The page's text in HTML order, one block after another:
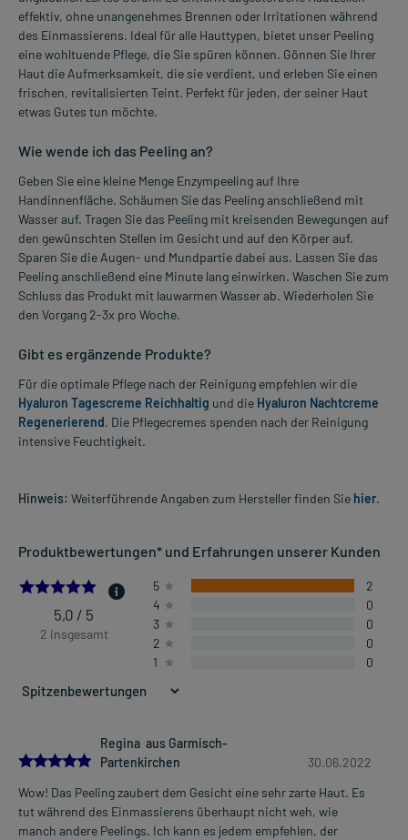
effektiv, ohne unangenehmes Brennen oder Irritationen während
des Einmassierens. Ideal für alle Hauttypen, bietet unser Peeling
eine wohltuende Pflege, die Sie spüren können. Gönnen Sie Ihrer
Haut die Aufmerksamkeit, die sie verdient, und erleben Sie einen
frischen, revitalisierten Teint. Perfekt für jeden, der seiner Haut
etwas Gutes tun möchte.
Wie wende ich das Peeling an?
Geben Sie eine kleine Menge Enzympeeling auf Ihre
Handinnenfläche. Schäumen Sie das Peeling anschließend mit
Wasser auf. Tragen Sie das Peeling mit kreisenden Bewegungen auf
den gewünschten Stellen im Gesicht und auf den Körper auf.
Sparen Sie die Augen- und Mundpartie dabei aus. Lassen Sie das
Peeling anschließend eine Minute lang einwirken. Waschen Sie zum
Schluss das Produkt mit lauwarmen Wasser ab. Wiederholen Sie
den Vorgang 2-3x pro Woche.
Gibt es ergänzende Produkte?
Für die optimale Pflege nach der Reinigung empfehlen wir die
Hyaluron Tagescreme Reichhaltig und die Hyaluron Nachtcreme
Regenerierend. Die Pflegecremes spenden nach der Reinigung
intensive Feuchtigkeit.
Hinweis: Weiterführende Angaben zum Hersteller finden Sie hier.
Produktbewertungen* und Erfahrungen unserer Kunden
5.0
5,0 / 5
2 insgesamt
5
2
4
0
3
0
2
0
1
0
5.0
Regina aus Garmisch-
Partenkirchen
30.06.2022
Wow! Das Peeling zaubert dem Gesicht eine sehr zarte Haut. Es
tut während des Einmassierens überhaupt nicht weh, wie
manch andere Peelings. Ich kann es jedem empfehlen, der